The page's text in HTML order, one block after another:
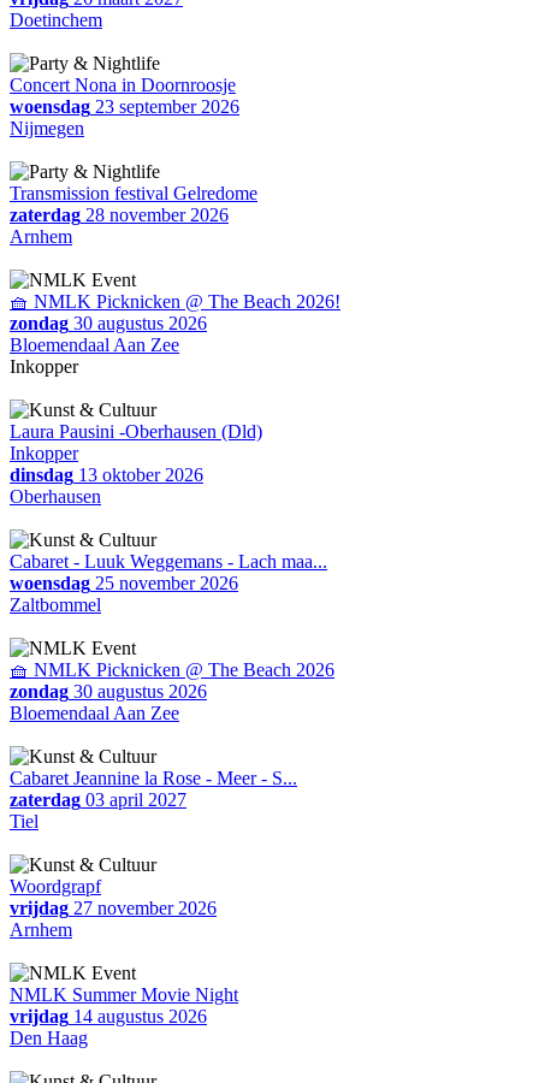
Doetinchem
Concert Nona in Doornroosje
woensdag 23 september 2026
Nijmegen
Transmission festival Gelredome
zaterdag 28 november 2026
Arnhem
🧺 NMLK Picknicken @ The Beach 2026!
zondag 30 augustus 2026
Bloemendaal Aan Zee
Inkopper
Laura Pausini -Oberhausen (Dld)
Inkopper
dinsdag 13 oktober 2026
Oberhausen
Cabaret - Luuk Weggemans - Lach maa...
woensdag 25 november 2026
Zaltbommel
🧺 NMLK Picknicken @ The Beach 2026
zondag 30 augustus 2026
Bloemendaal Aan Zee
Cabaret Jeannine la Rose - Meer - S...
zaterdag 03 april 2027
Tiel
Woordgrapf
vrijdag 27 november 2026
Arnhem
NMLK Summer Movie Night
vrijdag 14 augustus 2026
Den Haag